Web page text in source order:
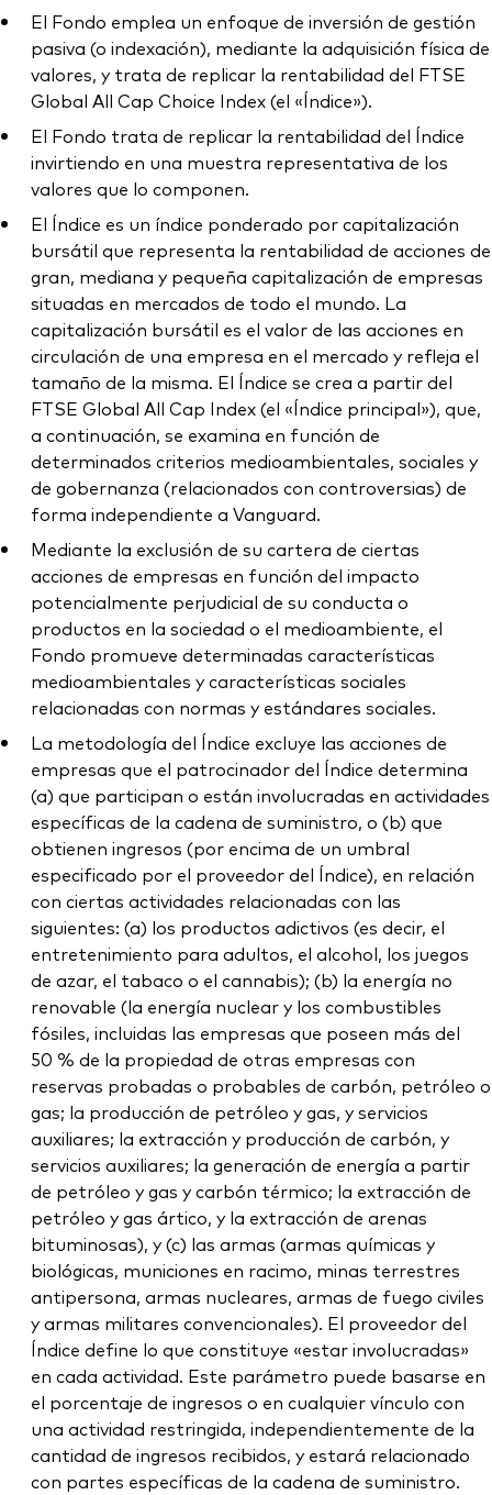
El Fondo emplea un enfoque de inversión de gestión
pasiva (o indexación), mediante la adquisición física de
valores, y trata de replicar la rentabilidad del FTSE
Global All Cap Choice Index (el «Índice»).
El Fondo trata de replicar la rentabilidad del Índice
invirtiendo en una muestra representativa de los
valores que lo componen.
El Índice es un índice ponderado por capitalización
bursátil que representa la rentabilidad de acciones de
gran, mediana y pequeña capitalización de empresas
situadas en mercados de todo el mundo. La
capitalización bursátil es el valor de las acciones en
circulación de una empresa en el mercado y refleja el
tamaño de la misma. El Índice se crea a partir del
FTSE Global All Cap Index (el «Índice principal»), que,
a continuación, se examina en función de
determinados criterios medioambientales, sociales y
de gobernanza (relacionados con controversias) de
forma independiente a Vanguard.
Mediante la exclusión de su cartera de ciertas
acciones de empresas en función del impacto
potencialmente perjudicial de su conducta o
productos en la sociedad o el medioambiente, el
Fondo promueve determinadas características
medioambientales y características sociales
relacionadas con normas y estándares sociales.
La metodología del Índice excluye las acciones de
empresas que el patrocinador del Índice determina
(a) que participan o están involucradas en actividades
específicas de la cadena de suministro, o (b) que
obtienen ingresos (por encima de un umbral
especificado por el proveedor del Índice), en relación
con ciertas actividades relacionadas con las
siguientes: (a) los productos adictivos (es decir, el
entretenimiento para adultos, el alcohol, los juegos
de azar, el tabaco o el cannabis); (b) la energía no
renovable (la energía nuclear y los combustibles
fósiles, incluidas las empresas que poseen más del
50 % de la propiedad de otras empresas con
reservas probadas o probables de carbón, petróleo o
gas; la producción de petróleo y gas, y servicios
auxiliares; la extracción y producción de carbón, y
servicios auxiliares; la generación de energía a partir
de petróleo y gas y carbón térmico; la extracción de
petróleo y gas ártico, y la extracción de arenas
bituminosas), y (c) las armas (armas químicas y
biológicas, municiones en racimo, minas terrestres
antipersona, armas nucleares, armas de fuego civiles
y armas militares convencionales). El proveedor del
Índice define lo que constituye «estar involucradas»
en cada actividad. Este parámetro puede basarse en
el porcentaje de ingresos o en cualquier vínculo con
una actividad restringida, independientemente de la
cantidad de ingresos recibidos, y estará relacionado
con partes específicas de la cadena de suministro.